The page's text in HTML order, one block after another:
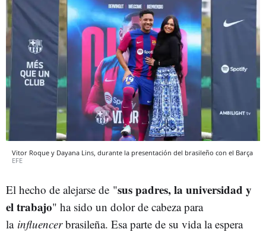
Vitor Roque y Dayana Lins, durante la presentación del brasileño con el Barça
EFE
El hecho de alejarse de "sus padres, la universidad y
el trabajo" ha sido un dolor de cabeza para
la influencerbrasileña. Esa parte de su vida la espera